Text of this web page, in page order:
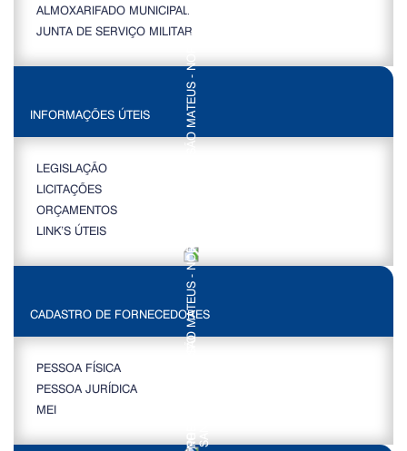
ALMOXARIFADO MUNICIPAL
JUNTA DE SERVIÇO MILITAR
INFORMAÇÕES ÚTEIS
LEGISLAÇÃO
LICITAÇÕES
ORÇAMENTOS
LINK’S ÚTEIS
CADASTRO DE FORNECEDORES
PESSOA FÍSICA
PESSOA JURÍDICA
MEI